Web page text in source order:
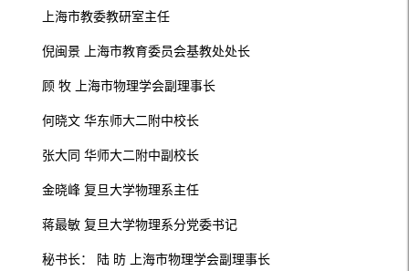
上海市教委教研室主任
倪闽景 上海市教育委员会基教处处长
顾 牧 上海市物理学会副理事长
何晓文 华东师大二附中校长
张大同 华师大二附中副校长
金晓峰 复旦大学物理系主任
蒋最敏 复旦大学物理系分党委书记
秘书长： 陆 昉 上海市物理学会副理事长